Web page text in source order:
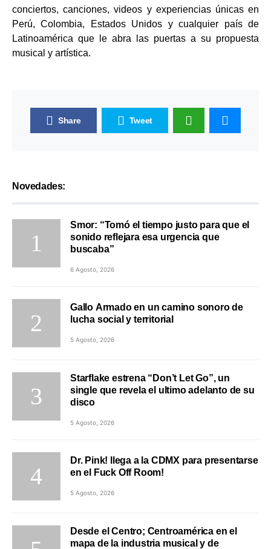
conciertos, canciones, videos y experiencias únicas en
Perú, Colombia, Estados Unidos y cualquier país de
Latinoamérica que le abra las puertas a su propuesta
musical y artística.
Share Tweet
Novedades:
Smor: “Tomó el tiempo justo para que el
sonido reflejara esa urgencia que
buscaba”
6 Agosto, 2026
Gallo Armado en un camino sonoro de
lucha social y territorial
5 Agosto, 2026
Starflake estrena “Don’t Let Go”, un
single que revela el ultimo adelanto de su
disco
5 Agosto, 2026
Dr. Pink! llega a la CDMX para presentarse
en el Fuck Off Room!
5 Agosto, 2026
Desde el Centro; Centroamérica en el
mapa de la industria musical y de